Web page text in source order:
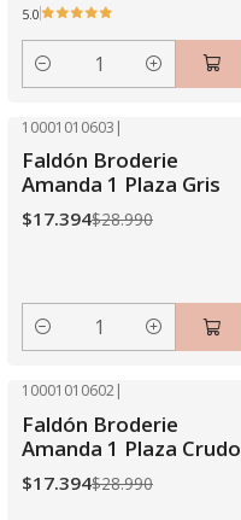
5.0
Cantidad
10001010603 |
Faldón Broderie
Amanda 1 Plaza Gris
$17.394$28.990
Cantidad
10001010602|
Faldón Broderie
Amanda 1 Plaza Crudo
$17.394$28.990